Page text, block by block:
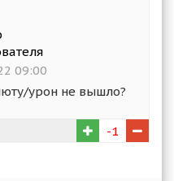
09:00
урон не вышло?
-1